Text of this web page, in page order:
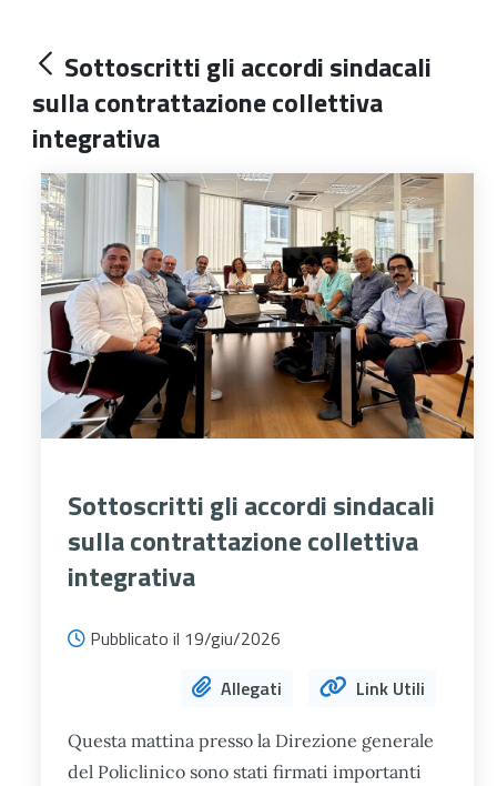
Sottoscritti gli accordi sindacali
sulla contrattazione collettiva
integrativa
Sottoscritti gli accordi sindacali
sulla contrattazione collettiva
integrativa
Pubblicato il 19/giu/2026
Allegati
Link Utili
Questa mattina presso la Direzione generale
del Policlinico sono stati firmati importanti